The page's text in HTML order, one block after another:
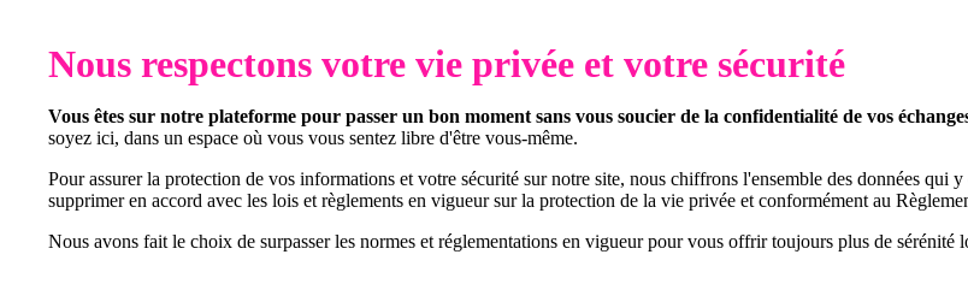
Nous respectons votre vie privée et votre sécurité
Vous êtes sur notre plateforme pour passer un bon moment sans vous soucier de la confidentialité de vos
soyez ici, dans un espace où vous vous sentez libre d'être vous-même.
Pour assurer la protection de vos informations et votre sécurité sur notre site, nous chiffrons l'ensemble des données
supprimer en accord avec les lois et règlements en vigueur sur la protection de la vie privée et conformément au
Nous avons fait le choix de surpasser les normes et réglementations en vigueur pour vous offrir toujours plus de sérénité